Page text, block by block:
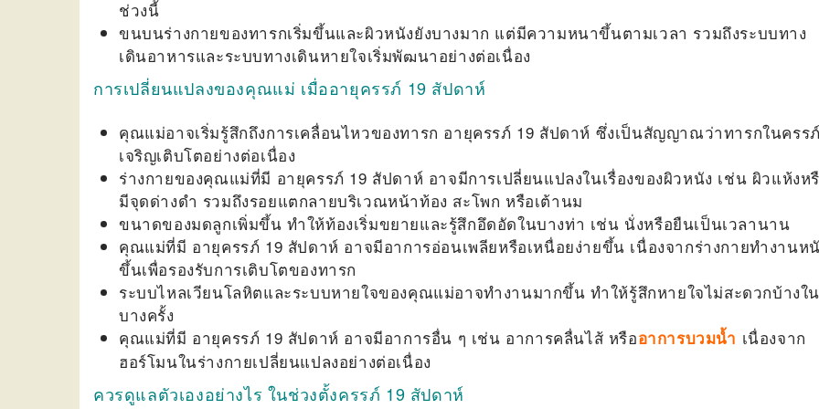
ช่วงนี้
ขนบนร่างกายของทารกเริ่มขึ้นและผิวหนังยังบางมาก แต่มีความหนาขึ้นตามเวลา รวมถึงระบบทาง
เดินอาหารและระบบทางเดินหายใจเริ่มพัฒนาอย่างต่อเนื่อง
การเปลี่ยนแปลงของคุณแม่ เมื่ออายุครรภ์ 19 สัปดาห์
คุณแม่อาจเริ่มรู้สึกถึงการเคลื่อนไหวของทารก อายุครรภ์ 19 สัปดาห์ ซึ่งเป็นสัญญาณว่าทารกในครรภ์
เจริญเติบโตอย่างต่อเนื่อง
ร่างกายของคุณแม่ที่มี อายุครรภ์ 19 สัปดาห์ อาจมีการเปลี่ยนแปลงในเรื่องของผิวหนัง เช่น ผิวแห้งห
มีจุดด่างดำ รวมถึงรอยแตกลายบริเวณหน้าท้อง สะโพก หรือเต้านม
ขนาดของมดลูกเพิ่มขึ้น ทำให้ท้องเริ่มขยายและรู้สึกอึดอัดในบางท่า เช่น นั่งหรือยืนเป็นเวลานาน
คุณแม่ที่มี อายุครรภ์ 19 สัปดาห์ อาจมีอาการอ่อนเพลียหรือเหนื่อยง่ายขึ้น เนื่องจากร่างกายทำงานห
ขึ้นเพื่อรองรับการเติบโตของทารก
ระบบไหลเวียนโลหิตและระบบหายใจของคุณแม่อาจทำงานมากขึ้น ทำให้รู้สึกหายใจไม่สะดวกบ้างใน
บางครั้ง
คุณแม่ที่มี อายุครรภ์ 19 สัปดาห์ อาจมีอาการอื่น ๆ เช่น อาการคลื่นไส้ หรืออาการบวมน้ำ เนื่องจาก
ฮอร์โมนในร่างกายเปลี่ยนแปลงอย่างต่อเนื่อง
ควรดูแลตัวเองอย่างไร ในช่วงตั้งครรภ์ 19 สัปดาห์